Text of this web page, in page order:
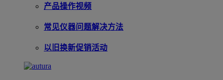
产品操作视频
常见仪器问题解决方法
以旧换新促销活动